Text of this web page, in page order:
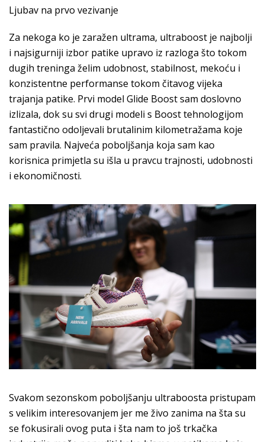
Ljubav na prvo vezivanje
Za nekoga ko je zaražen ultrama, ultraboost je najbolji
i najsigurniji izbor patike upravo iz razloga što tokom
dugih treninga želim udobnost, stabilnost, mekoću i
konzistentne performanse tokom čitavog vijeka
trajanja patike. Prvi model Glide Boost sam doslovno
izlizala, dok su svi drugi modeli s Boost tehnologijom
fantastično odoljevali brutalinim kilometražama koje
sam pravila. Najveća poboljšanja koja sam kao
korisnica primjetla su išla u pravcu trajnosti, udobnosti
i ekonomičnosti.
Svakom sezonskom poboljšanju ultraboosta pristupam
s velikim interesovanjem jer me živo zanima na šta su
se fokusirali ovog puta i šta nam to još trkačka